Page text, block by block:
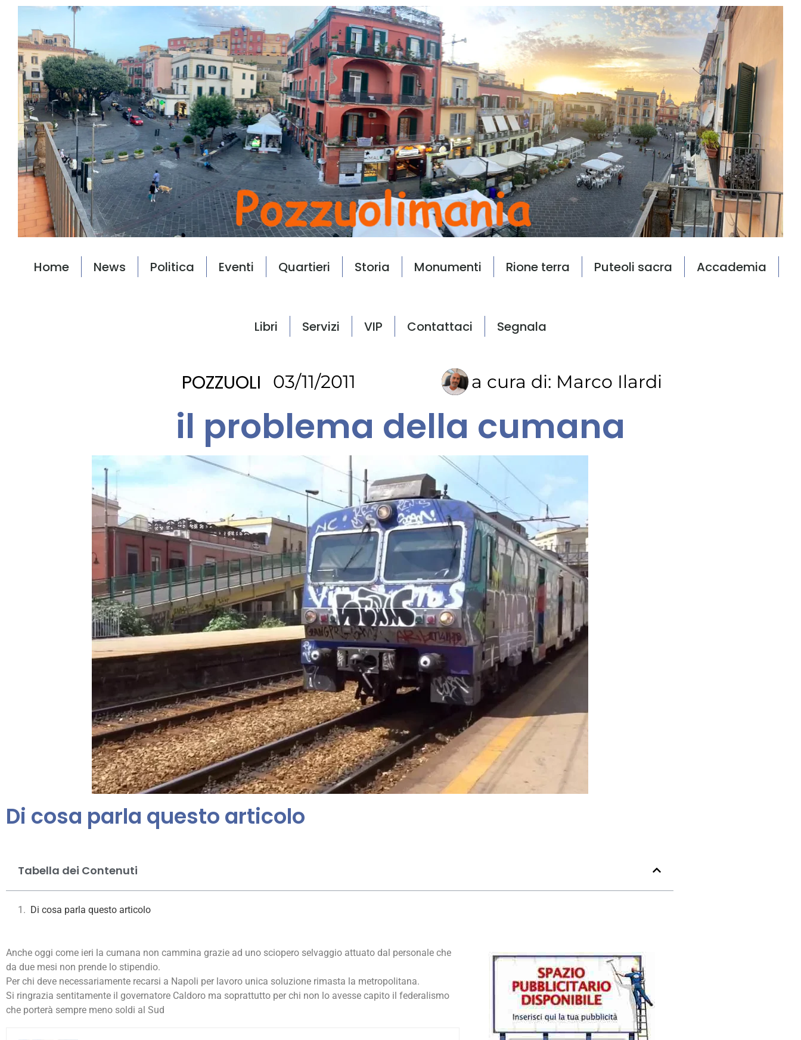
Home News Politica Eventi Quartieri Storia Monumenti Rione terra Puteoli sacra Accademia
Libri Servizi VIP Contattaci Segnala
POZZUOLI 03/11/2011 a cura di: Marco Ilardi
il problema della cumana
Di cosa parla questo articolo
Tabella dei Contenuti
Di cosa parla questo articolo
Anche oggi come ieri la cumana non cammina grazie ad uno sciopero selvaggio attuato dal personale che
da due mesi non prende lo stipendio.
Per chi deve necessariamente recarsi a Napoli per lavoro unica soluzione rimasta la metropolitana.
Si ringrazia sentitamente il governatore Caldoro ma soprattutto per chi non lo avesse capito il federalismo
che porterà sempre meno soldi al Sud